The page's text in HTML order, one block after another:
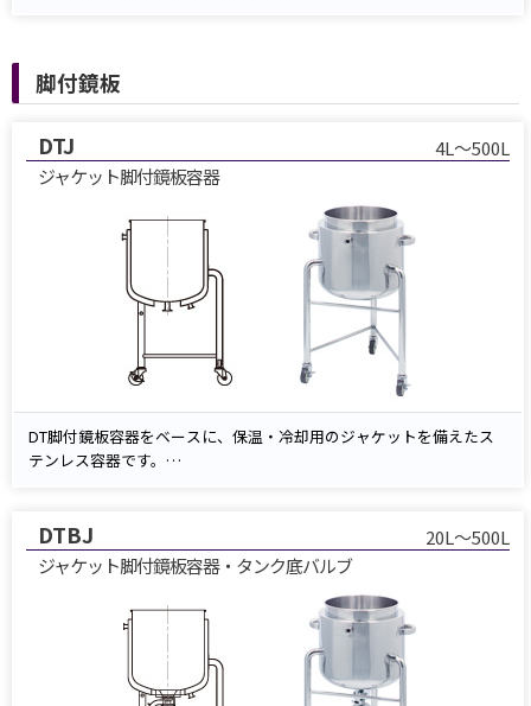
SUS304／SUS316L、20〜300Lを標準ラインアップ。ノズル位置・脚
高さ・表面仕上げ・計装ポート追加などのカスタマイズにも対応し、
です。
脚付鏡板
DTJ
4L～500L
ジャケット脚付鏡板容器
DT脚付鏡板容器をベースに、保温・冷却用のジャケットを備えたス
テンレス容器です。
排出は、底部に取り付けたノズルからスムーズに行えます。
DTBJ
20L～500L
ジャケット脚付鏡板容器・タンク底バルブ